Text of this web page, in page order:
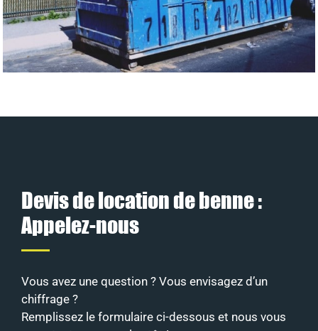
Devis de location de benne :
Appelez-nous
Vous avez une question ? Vous envisagez d’un
chiffrage ?
Remplissez le formulaire ci-dessous et nous vous